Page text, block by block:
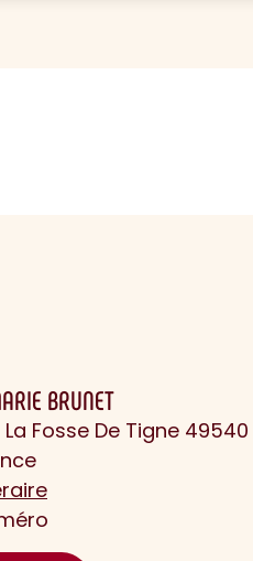
BRUNET
Fosse De Tigne 49540